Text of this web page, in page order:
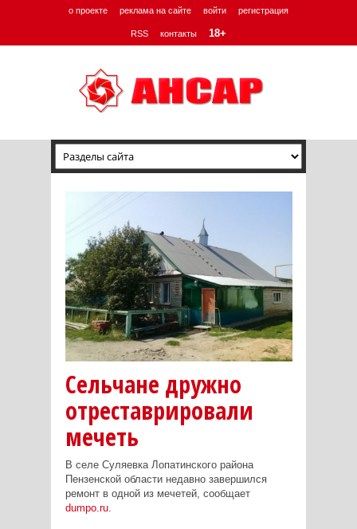
о проекте реклама на сайте войти регистрация
RSS контакты 18+
Сельчане дружно
отреставрировали
мечеть
В селе Суляевка Лопатинского района
Пензенской области недавно завершился
ремонт в одной из мечетей, сообщает
dumpo.ru.